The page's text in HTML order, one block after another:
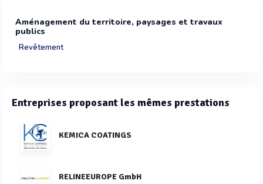
Aménagement du territoire, paysages et travaux
publics
Revêtement
Entreprises proposant les mêmes prestations
KEMICA COATINGS
RELINEEUROPE GmbH